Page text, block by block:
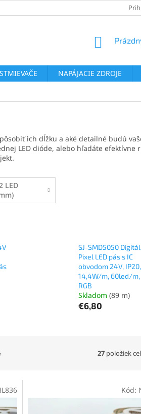
NAPÁJACIE ZDROJE
ich dĺžku a aké detailné budú
LED dióde, alebo hľadáte efektívne
LED
SJ-SMD5050
Pixel LED pás s IC
obvodom 24V, IP20,
14,4W/m, 60led/m,
RGB
Skladom (89 m)
€6,80
27 položiek
Kód: